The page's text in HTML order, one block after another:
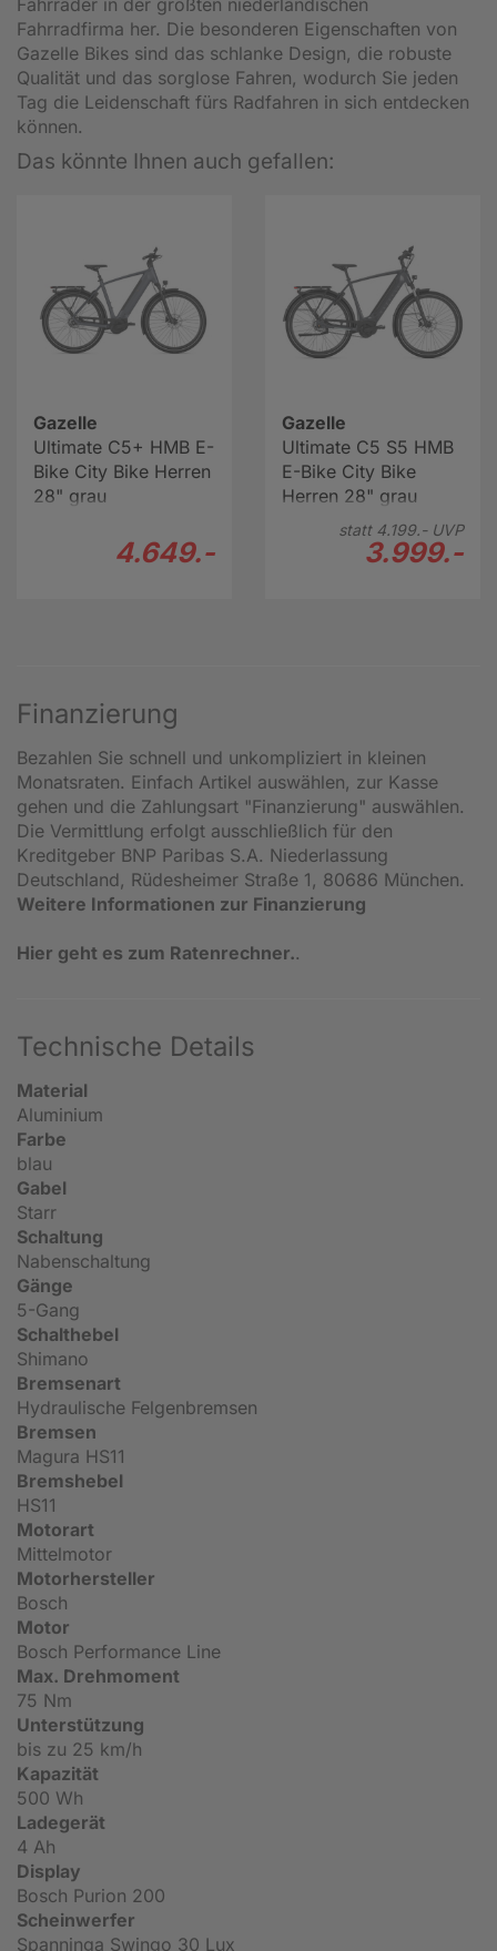
Fahrräder in der größten niederländischen
Fahrradfirma her. Die besonderen Eigenschaften von
Gazelle Bikes sind das schlanke Design, die robuste
Qualität und das sorglose Fahren, wodurch Sie jeden
Tag die Leidenschaft fürs Radfahren in sich entdecken
können.
Das könnte Ihnen auch gefallen:
Gazelle
Ultimate C5+ HMB E-
Bike City Bike Herren
28" grau
4.649.-
Gazelle
Ultimate C5 S5 HMB
E-Bike City Bike
Herren 28" grau
statt 4.199.-UVP
3.999.-
Finanzierung
Bezahlen Sie schnell und unkompliziert in kleinen
Monatsraten. Einfach Artikel auswählen, zur Kasse
gehen und die Zahlungsart "Finanzierung" auswählen.
Die Vermittlung erfolgt ausschließlich für den
Kreditgeber BNP Paribas S.A. Niederlassung
Deutschland, Rüdesheimer Straße 1, 80686 München.
Weitere Informationen zur Finanzierung
Hier geht es zum Ratenrechner..
Technische Details
Material
Aluminium
Farbe
blau
Gabel
Starr
Schaltung
Nabenschaltung
Gänge
5-Gang
Schalthebel
Shimano
Bremsenart
Hydraulische Felgenbremsen
Bremsen
Magura HS11
Bremshebel
HS11
Motorart
Mittelmotor
Motorhersteller
Bosch
Motor
Bosch Performance Line
Max. Drehmoment
75 Nm
Unterstützung
bis zu 25 km/h
Kapazität
500 Wh
Ladegerät
4 Ah
Display
Bosch Purion 200
Scheinwerfer
Spanninga Swingo 30 Lux